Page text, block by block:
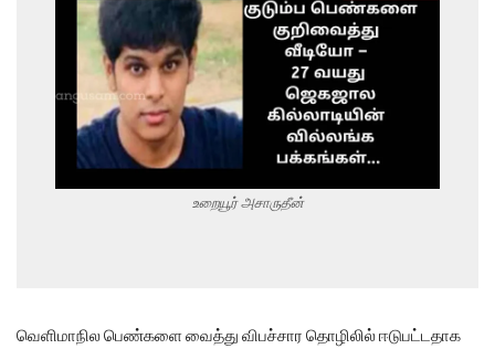
உறையூர் அசாருதீன்
வெளிமாநில பெண்களை வைத்து விபச்சார தொழிலில் ஈடுபட்டதாக